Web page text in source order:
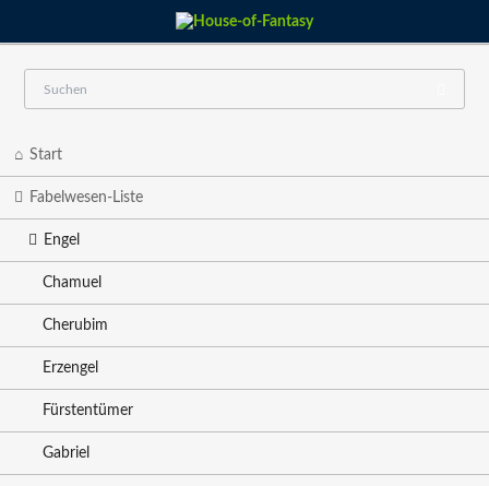
Start
Fabelwesen-Liste
Engel
Chamuel
Cherubim
Erzengel
Fürstentümer
Gabriel